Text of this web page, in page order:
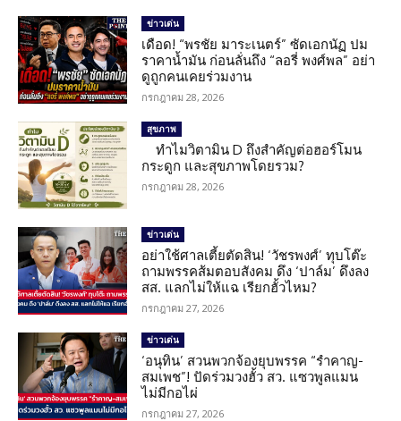
ข่าวเด่น
เดือด! “พรชัย มาระเนตร์” ซัดเอกนัฏ ปม
ราคาน้ำมัน ก่อนลั่นถึง “ลอรี่ พงศ์พล” อย่า
ดูถูกคนเคยร่วมงาน
กรกฎาคม 28, 2026
สุขภาพ
ทำไมวิตามิน D ถึงสำคัญต่อฮอร์โมน
กระดูก และสุขภาพโดยรวม?
กรกฎาคม 28, 2026
ข่าวเด่น
อย่าใช้ศาลเตี้ยตัดสิน! ‘วัชรพงศ์’ ทุบโต๊ะ
ถามพรรคส้มตอบสังคม ดึง ‘ปาล์ม’ ดึงลง
สส. แลกไม่ให้แฉ เรียกฮั้วไหม?
กรกฎาคม 27, 2026
ข่าวเด่น
‘อนุทิน’ สวนพวกจ้องยุบพรรค “รำคาญ-
สมเพช”! ปัดร่วมวงฮั้ว สว. แซวพูลแมน
ไม่มีกอไผ่
กรกฎาคม 27, 2026